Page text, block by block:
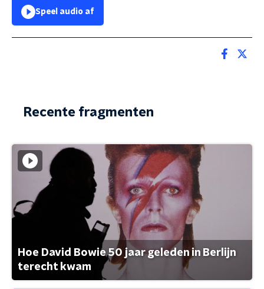
Speel audio af
Recente fragmenten
Hoe David Bowie 50 jaar geleden in Berlijn
terecht kwam